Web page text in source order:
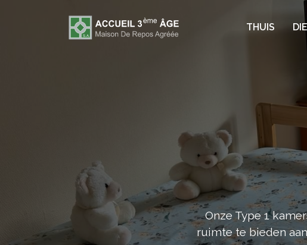
THUIS
Onze Type 1
ruimte te bieden